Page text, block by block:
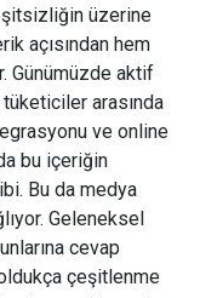
üzerine
açısından hem
Günümüzde aktif
arasında
ve online
bu içeriğin
Bu da medya
Geleneksel
cevap
çeşitlenme